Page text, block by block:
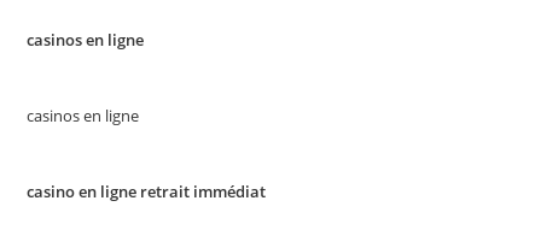
casinos en ligne
casinos en ligne
casino en ligne retrait immédiat